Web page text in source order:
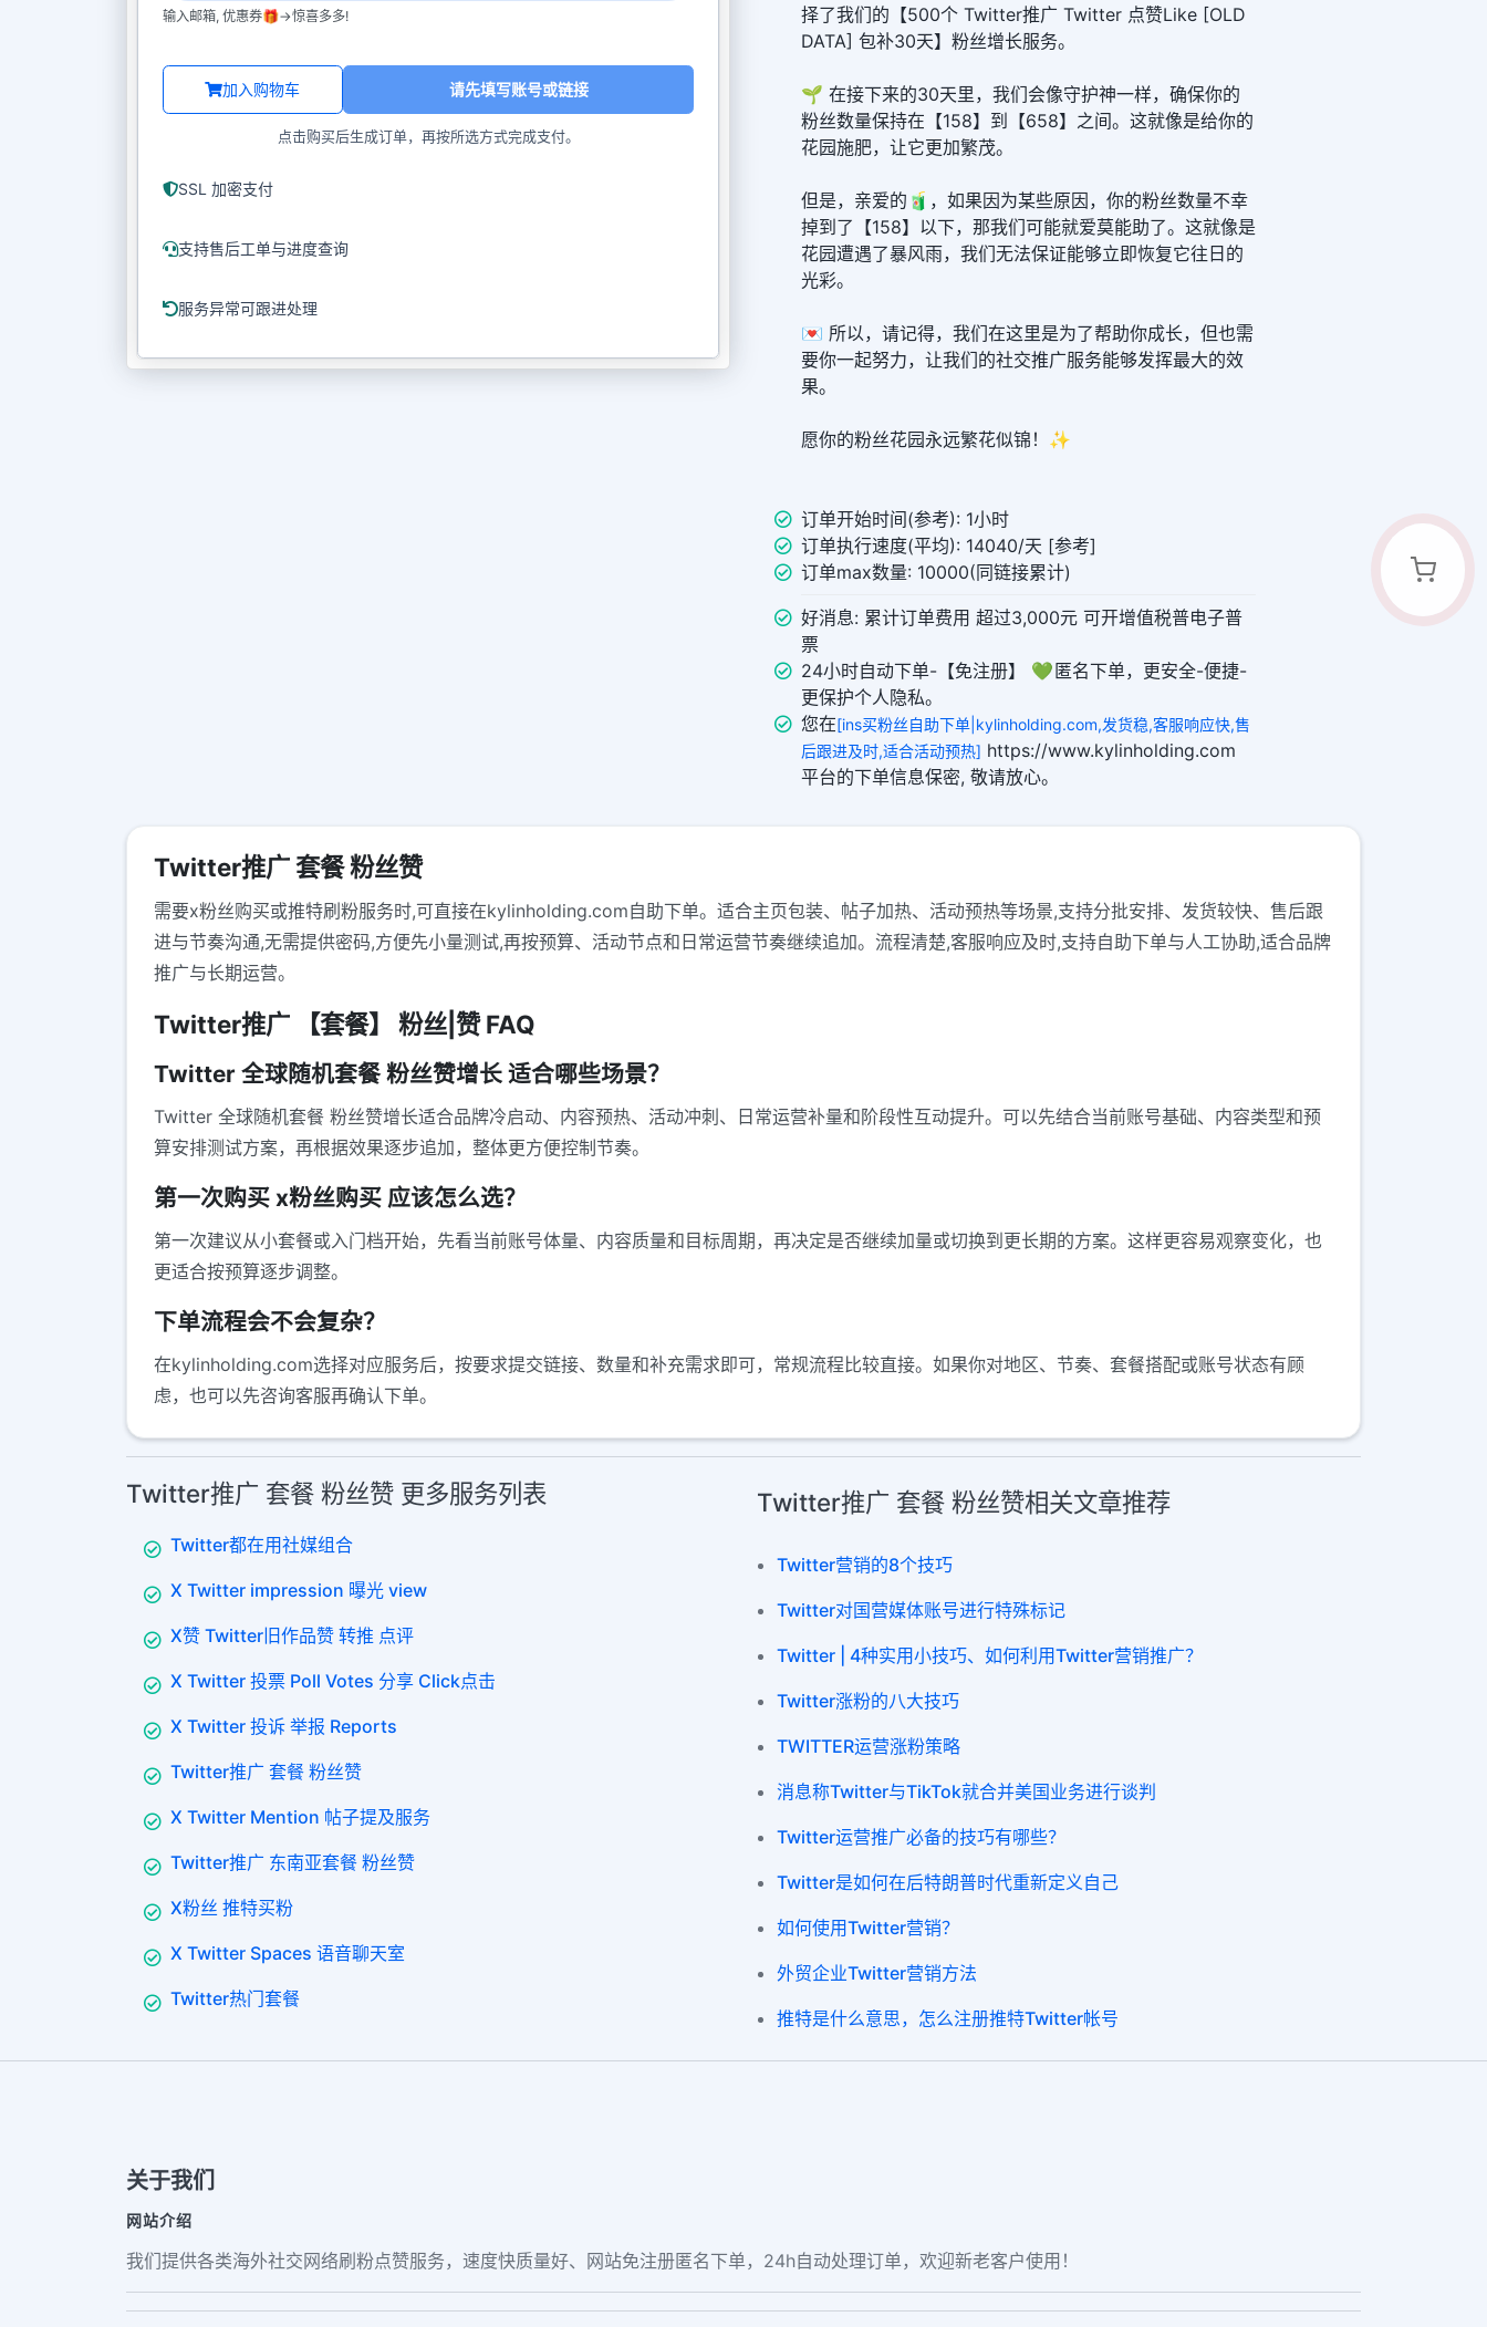
输入邮箱, 优惠券🎁->惊喜多多!
加入购物车 请先填写账号或链接
点击购买后生成订单，再按所选方式完成支付。
SSL 加密支付
支持售后工单与进度查询
服务异常可跟进处理
择了我们的【500个 Twitter推广 Twitter 点赞Like [OLD
DATA] 包补30天】粉丝增长服务。
🌱 在接下来的30天里，我们会像守护神一样，确保你的
粉丝数量保持在【158】到【658】之间。这就像是给你的
花园施肥，让它更加繁茂。
但是，亲爱的🧃，如果因为某些原因，你的粉丝数量不幸
掉到了【158】以下，那我们可能就爱莫能助了。这就像是
花园遭遇了暴风雨，我们无法保证能够立即恢复它往日的
光彩。
💌 所以，请记得，我们在这里是为了帮助你成长，但也需
要你一起努力，让我们的社交推广服务能够发挥最大的效
果。
愿你的粉丝花园永远繁花似锦！✨
订单开始时间(参考): 1小时
订单执行速度(平均): 14040/天 [参考]
订单max数量: 10000(同链接累计)
好消息: 累计订单费用 超过3,000元 可开增值税普电子普
票
24小时自动下单-【免注册】 💚 匿名下单，更安全-便捷-
更保护个人隐私。
您在[ins买粉丝自助下单|kylinholding.com,发货稳,客服响应快,售
后跟进及时,适合活动预热] https://www.kylinholding.com
平台的下单信息保密, 敬请放心。
Twitter推广 套餐 粉丝赞
需要x粉丝购买或推特刷粉服务时,可直接在kylinholding.com自助下单。适合主页包装、帖子加热、活动预热等场景,支持分批安排、发货较快、售后跟
进与节奏沟通,无需提供密码,方便先小量测试,再按预算、活动节点和日常运营节奏继续追加。流程清楚,客服响应及时,支持自助下单与人工协助,适合品牌
推广与长期运营。
Twitter推广 【套餐】 粉丝|赞 FAQ
Twitter 全球随机套餐 粉丝赞增长 适合哪些场景？
Twitter 全球随机套餐 粉丝赞增长适合品牌冷启动、内容预热、活动冲刺、日常运营补量和阶段性互动提升。可以先结合当前账号基础、内容类型和预
算安排测试方案，再根据效果逐步追加，整体更方便控制节奏。
第一次购买 x粉丝购买 应该怎么选？
第一次建议从小套餐或入门档开始，先看当前账号体量、内容质量和目标周期，再决定是否继续加量或切换到更长期的方案。这样更容易观察变化，也
更适合按预算逐步调整。
下单流程会不会复杂？
在kylinholding.com选择对应服务后，按要求提交链接、数量和补充需求即可，常规流程比较直接。如果你对地区、节奏、套餐搭配或账号状态有顾
虑，也可以先咨询客服再确认下单。
Twitter推广 套餐 粉丝赞 更多服务列表
Twitter都在用社媒组合
X Twitter impression 曝光 view
X赞 Twitter旧作品赞 转推 点评
X Twitter 投票 Poll Votes 分享 Click点击
X Twitter 投诉 举报 Reports
Twitter推广 套餐 粉丝赞
X Twitter Mention 帖子提及服务
Twitter推广 东南亚套餐 粉丝赞
X粉丝 推特买粉
X Twitter Spaces 语音聊天室
Twitter热门套餐
Twitter推广 套餐 粉丝赞相关文章推荐
Twitter营销的8个技巧
Twitter对国营媒体账号进行特殊标记
Twitter | 4种实用小技巧、如何利用Twitter营销推广？
Twitter涨粉的八大技巧
TWITTER运营涨粉策略
消息称Twitter与TikTok就合并美国业务进行谈判
Twitter运营推广必备的技巧有哪些？
Twitter是如何在后特朗普时代重新定义自己
如何使用Twitter营销？
外贸企业Twitter营销方法
推特是什么意思，怎么注册推特Twitter帐号
关于我们
网站介绍
我们提供各类海外社交网络刷粉点赞服务，速度快质量好、网站免注册匿名下单，24h自动处理订单，欢迎新老客户使用！